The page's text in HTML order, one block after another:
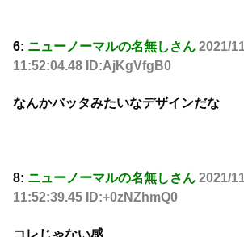
6: ニューノーマルの名無しさん 2021/
11:52:04.48 ID:AjKgVfgB0
なんかバッタみたいなデザインだな
8: ニューノーマルの名無しさん 2021/
11:52:39.45 ID:+0zNZhmQ0